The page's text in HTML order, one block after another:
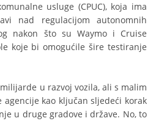
usluge (CPUC), koja ima
nad regulacijom autonomnih
nakon što su Waymo i Cruise
koje bi omogućile šire testiranje
u razvoj vozila, ali s malim
kao ključan sljedeći korak
u druge gradove i države. No, to